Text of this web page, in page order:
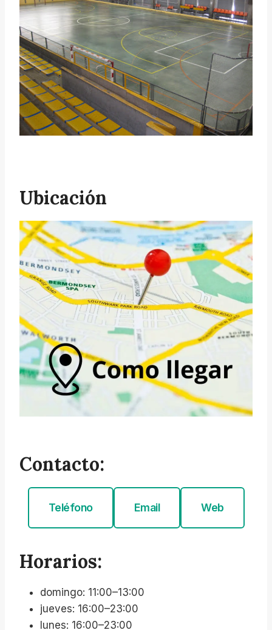
Ubicación
Contacto:
Teléfono Email Web
Horarios:
domingo: 11:00–13:00
jueves: 16:00–23:00
lunes: 16:00–23:00